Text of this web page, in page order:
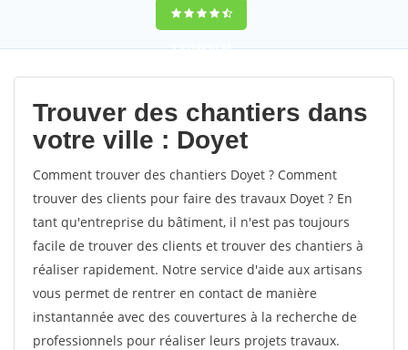
9,5(100%)58
votes
Trouver des chantiers dans
votre ville : Doyet
Comment trouver des chantiers Doyet ? Comment
trouver des clients pour faire des travaux Doyet ? En
tant qu'entreprise du bâtiment, il n'est pas toujours
facile de trouver des clients et trouver des chantiers à
réaliser rapidement. Notre service d'aide aux artisans
vous permet de rentrer en contact de manière
instantannée avec des couvertures à la recherche de
professionnels pour réaliser leurs projets travaux.